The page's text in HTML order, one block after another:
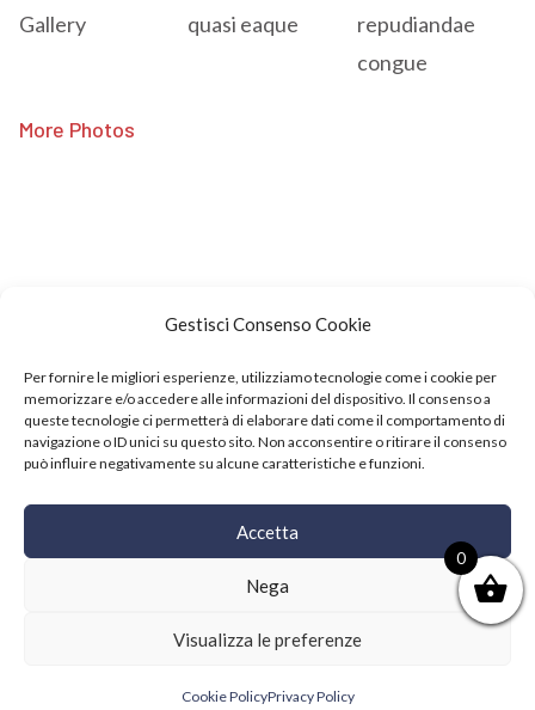
Gestisci Consenso Cookie
Per fornire le migliori esperienze, utilizziamo tecnologie come i cookie per
memorizzare e/o accedere alle informazioni del dispositivo. Il consenso a
queste tecnologie ci permetterà di elaborare dati come il comportamento di
navigazione o ID unici su questo sito. Non acconsentire o ritirare il consenso
può influire negativamente su alcune caratteristiche e funzioni.
Accetta
Nega
Visualizza le preferenze
Cookie PolicyPrivacy Policy
More Photos
Home News Events
Contact
Copyright © 2021 SushiFushi. All Rights Reserved.
0